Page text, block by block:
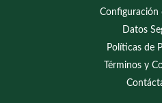
Configuración
Datos
Políticas de
Términos y